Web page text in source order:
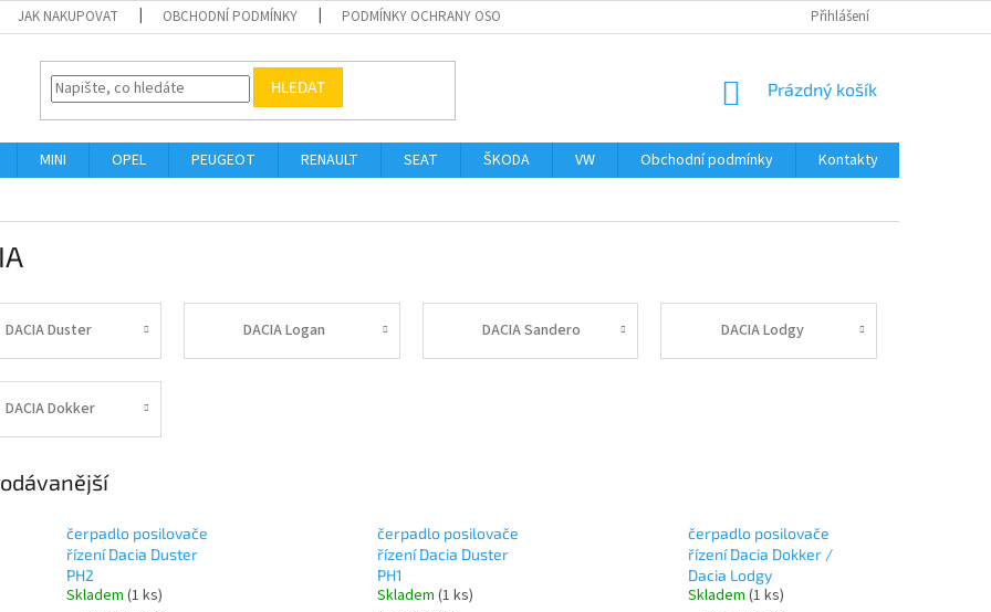
JAK NAKUPOVAT OBCHODNÍ PODMÍNKY PODMÍNKY OCHRANY OSOBNÍCH ÚDAJŮ Přihlášení
HLEDAT
NÁKUPNÍ
Prázdný košík
MINI OPEL PEUGEOT RENAULT SEAT ŠKODA VW Obchodní podmínky
Kontakty
DACIA Duster DACIA Logan DACIA Sandero DACIA Lodgy
DACIA Dokker
čerpadlo posilovače
řízení Dacia Duster
PH2
Skladem (1 ks)
čerpadlo posilovače
řízení Dacia Duster
PH1
Skladem (1 ks)
čerpadlo posilovače
řízení Dacia Dokker /
Dacia Lodgy
Skladem (1 ks)